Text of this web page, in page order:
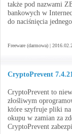
także pod nazwami
bankowych w
do naciśnięcia
Freeware (darmowa) |
CryptoPrevent
CryptoPrevent to
złośliwym
które szyfruje pliki na
okupu w zamian za
CryptoPrevent